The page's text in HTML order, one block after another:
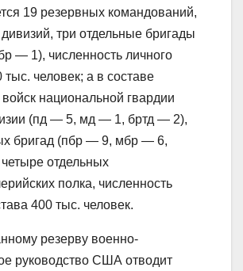
19 резервных командований,
три отдельные бригады
— 1), численность личного
тыс. человек; а в составе
национальной гвардии
(пд — 5, мд — 1, бртд — 2),
бригад (пбр — 9, мбр — 6,
отдельных
полка, численность
400 тыс. человек.
резерву военно-
руководство США отводит